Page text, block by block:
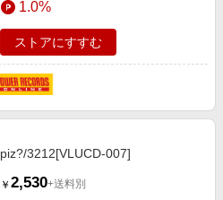
1.0%
ストアにすすむ
piz?/3212[VLUCD-007]
￥ 2,530+送料別